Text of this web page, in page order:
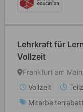
Lehrkraft für
Vollzeit
Frankfurt am
Vollzeit